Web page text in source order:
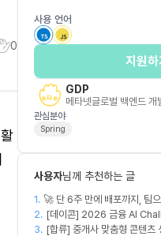
0
사용 언어
지원하
GDP
메타넷글로벌 백엔드 개
관심분야
Spring
사용자님께 추천하는 글
1. 🚀 단 6주 만에 배포까지, 팀
젝트 [스위프 웹 15기] 🚀
2. [데이콘] 2026 금융 AI
프론트엔드, 백엔드, 디자이너
3. [합류] 중개사 맞춤형 콘텐츠